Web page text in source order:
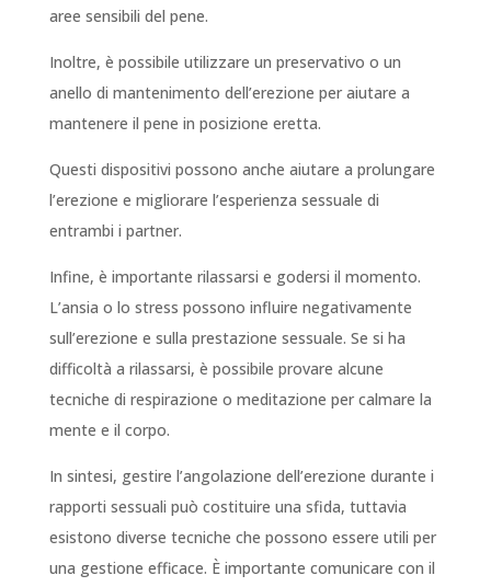
aree sensibili del pene.
Inoltre, è possibile utilizzare un preservativo o un
anello di mantenimento dell’erezione per aiutare a
mantenere il pene in posizione eretta.
Questi dispositivi possono anche aiutare a prolungare
l’erezione e migliorare l’esperienza sessuale di
entrambi i partner.
Infine, è importante rilassarsi e godersi il momento.
L’ansia o lo stress possono influire negativamente
sull’erezione e sulla prestazione sessuale. Se si ha
difficoltà a rilassarsi, è possibile provare alcune
tecniche di respirazione o meditazione per calmare la
mente e il corpo.
In sintesi, gestire l’angolazione dell’erezione durante i
rapporti sessuali può costituire una sfida, tuttavia
esistono diverse tecniche che possono essere utili per
una gestione efficace. È importante comunicare con il